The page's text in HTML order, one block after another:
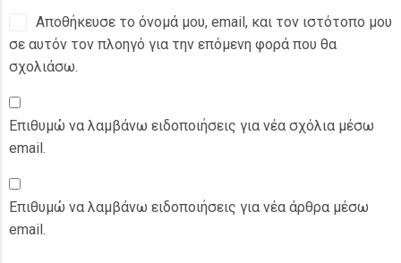
Αποθήκευσε το όνομά μου, email, και τον ιστότοπο μου
σε αυτόν τον πλοηγό για την επόμενη φορά που θα
σχολιάσω.
Επιθυμώ να λαμβάνω ειδοποιήσεις για νέα σχόλια μέσω
email.
Επιθυμώ να λαμβάνω ειδοποιήσεις για νέα άρθρα μέσω
email.